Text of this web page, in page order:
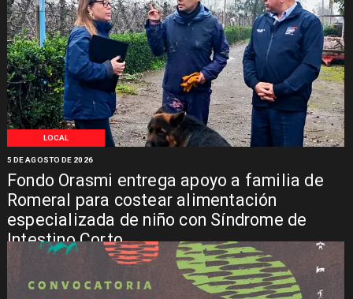
LOCAL
Fondo Orasmi entrega apoyo a familia de
Romeral para costear alimentación
especializada de niño con Síndrome de
Intestino Corto
5 DE AGOSTO DE 2026